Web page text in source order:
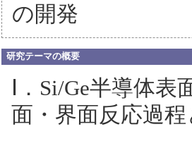
の開発
研究テーマの概要
Ⅰ．Si/Ge半導体
面・界面反応過